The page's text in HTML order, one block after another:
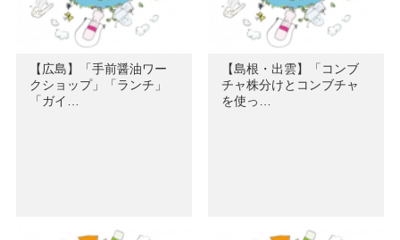
【広島】「手前醤油ワー
クショップ」「ランチ」
「ガイ…
【島根・出雲】「コンブ
チャ株分けとコンブチャ
を使っ…